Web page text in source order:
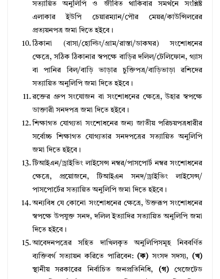
সত্যায়িত অনুলিপি ও জীবিত থাকিবার সমর্থনে সংশ্লিষ্ট
এলাকার ইউপি চেয়ারম্যান/পৌর মেয়র/কাউন্সিলরের
প্রত্যয়নপত্র জমা দিতে হইবে।
ঠিকানা (বাসা/হােল্ডিং/গ্রাম/রাস্তা/ডাকঘর) সংশােধনের
ক্ষেত্রে, সঠিক ঠিকানার স্বপক্ষে বাড়ির দলিল/টেলিফোন, গ্যাস
বা পানির বিল/বাড়ি ভাড়ার চুক্তিপত্র/বাড়িভাড়া রশিদের
সত্যায়িত অনুলিপি জমা দিতে হইবে।
রক্তের গ্রুপ সংযােজন বা সংশােধনের ক্ষেত্রে, উহার স্বপক্ষে
ডাক্তারী সনদপত্র জমা দিতে হইবে।
শিক্ষাগত যােগ্যতা সংশােধনের জন্য জাতীয় পরিচয়পত্রধারীর
সর্বোচ্চ শিক্ষাগত যােগ্যতার সনদপত্রের সত্যায়িত অনুলিপি
জমা দিতে হইবে।
টিআইএন/ড্রাইভিং লাইসেন্স নম্বর/পাসপাের্ট নম্বর সংশােধনের
ক্ষেত্রে, প্রয়ােজনে, টিআইএন সনদ/ড্রাইভিং লাইসেন্স/
পাসপাের্টের সত্যায়িত অনুলিপি জমা দিতে হইবে।
অন্যবিধ যে কোনাে সংশােধনের ক্ষেত্রে, উক্তরূপ সংশােধনের
স্বপক্ষে উপযুক্ত সনদ, দলিল ইত্যাদির সত্যায়িত অনুলিপি জমা
দিতে হইবে।
আবেদনপত্রের সহিত দাখিলকৃত অনুলিপিসমূহ নিববর্ণিত
ব্যক্তিবর্গ সত্যায়ন করিতে পারিবেন: (ক) সংসদ সদস্য, (খ)
স্থানীয় সরকারের নির্বাচিত জনপ্রতিনিধি, (গ)গেজেটেড